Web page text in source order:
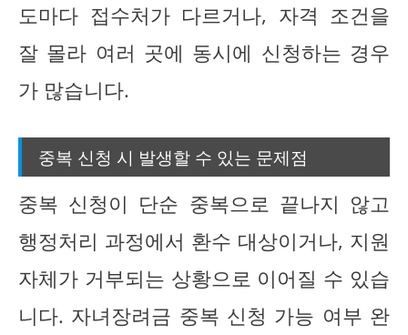
도마다 접수처가 다르거나, 자격 조건을
잘 몰라 여러 곳에 동시에 신청하는 경우
가 많습니다.
중복 신청 시 발생할 수 있는 문제점
중복 신청이 단순 중복으로 끝나지 않고
행정처리 과정에서 환수 대상이거나, 지원
자체가 거부되는 상황으로 이어질 수 있습
니다. 자녀장려금 중복 신청 가능 여부 완